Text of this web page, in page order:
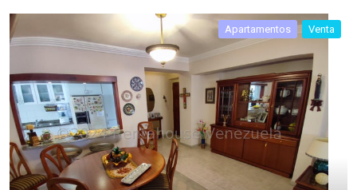
Apartamentos Venta